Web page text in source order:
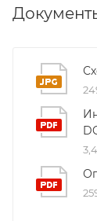
стали, что
вешалок –
большую
тихую
Система